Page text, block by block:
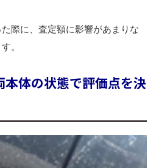
際に、査定額に影響があまりな
。
体の状態で評価点を決